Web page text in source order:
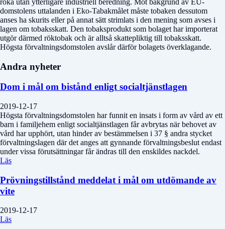
domstolens uttalanden i Eko-Tabakmålet måste tobaken dessutom
anses ha skurits eller på annat sätt strimlats i den mening som avses i
lagen om tobaksskatt. Den tobaksprodukt som bolaget har importerat
utgör därmed röktobak och är alltså skattepliktig till tobaksskatt.
Högsta förvaltningsdomstolen avslår därför bolagets överklagande.
Andra nyheter
Dom i mål om bistånd enligt socialtjänstlagen
2019-12-17
Högsta förvaltningsdomstolen har funnit en insats i form av vård av ett
barn i familjehem enligt socialtjänstlagen får avbrytas när behovet av
vård har upphört, utan hinder av bestämmelsen i 37 § andra stycket
förvaltningslagen där det anges att gynnande förvaltningsbeslut endast
under vissa förutsättningar får ändras till den enskildes nackdel.
Läs
Prövningstillstånd meddelat i mål om utdömande av
vite
2019-12-17
Läs